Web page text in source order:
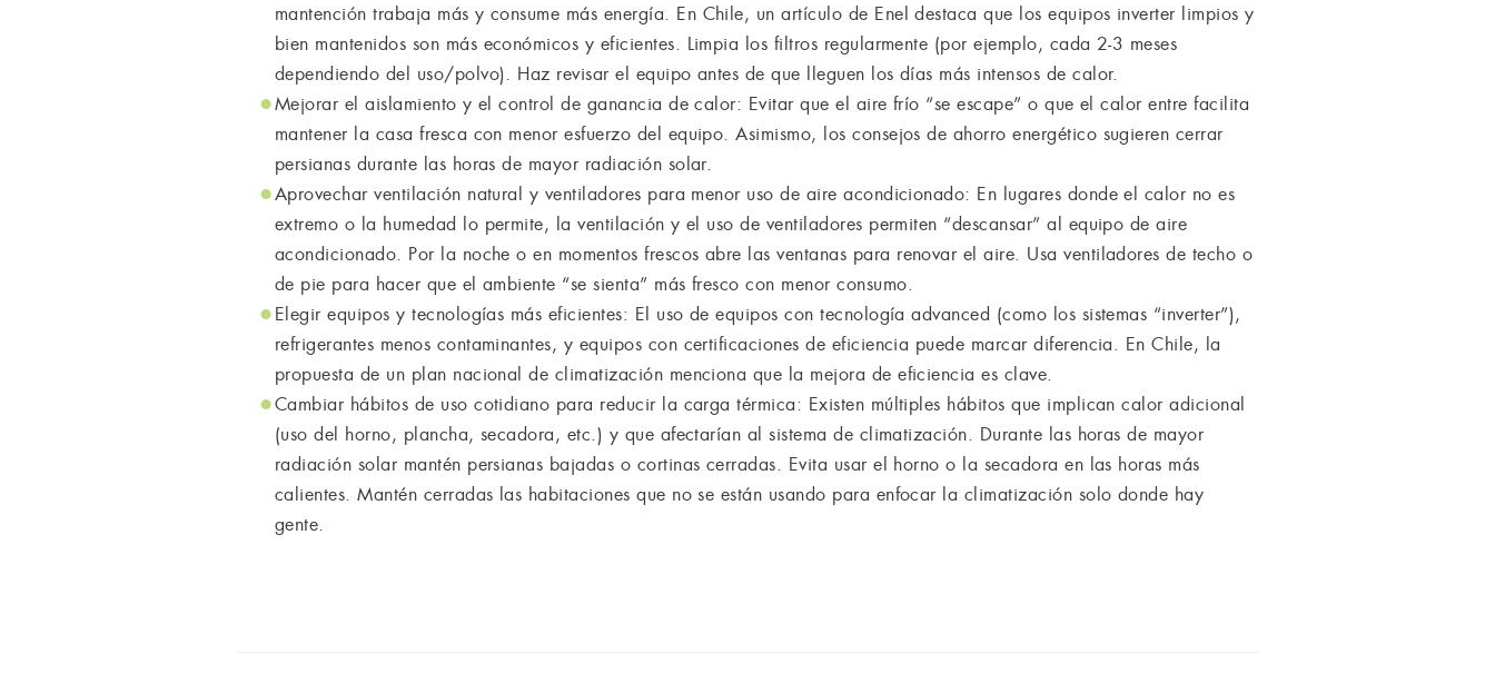
mantención trabaja más y consume más energía. En Chile, un artículo de Enel destaca que los equipos inverter limpios y
bien mantenidos son más económicos y eficientes. Limpia los filtros regularmente (por ejemplo, cada 2-3 meses
dependiendo del uso/polvo). Haz revisar el equipo antes de que lleguen los días más intensos de calor.
Mejorar el aislamiento y el control de ganancia de calor: Evitar que el aire frío “se escape” o que el calor entre facilita
mantener la casa fresca con menor esfuerzo del equipo. Asimismo, los consejos de ahorro energético sugieren cerrar
persianas durante las horas de mayor radiación solar.
Aprovechar ventilación natural y ventiladores para menor uso de aire acondicionado: En lugares donde el calor no es
extremo o la humedad lo permite, la ventilación y el uso de ventiladores permiten “descansar” al equipo de aire
acondicionado. Por la noche o en momentos frescos abre las ventanas para renovar el aire. Usa ventiladores de techo o
de pie para hacer que el ambiente “se sienta” más fresco con menor consumo.
Elegir equipos y tecnologías más eficientes: El uso de equipos con tecnología advanced (como los sistemas “inverter”),
refrigerantes menos contaminantes, y equipos con certificaciones de eficiencia puede marcar diferencia. En Chile, la
propuesta de un plan nacional de climatización menciona que la mejora de eficiencia es clave.
Cambiar hábitos de uso cotidiano para reducir la carga térmica: Existen múltiples hábitos que implican calor adicional
(uso del horno, plancha, secadora, etc.) y que afectarían al sistema de climatización. Durante las horas de mayor
radiación solar mantén persianas bajadas o cortinas cerradas. Evita usar el horno o la secadora en las horas más
calientes. Mantén cerradas las habitaciones que no se están usando para enfocar la climatización solo donde hay
gente.